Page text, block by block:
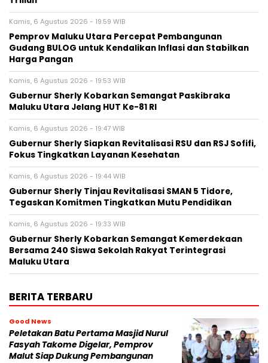
Kamis, 6 Agustus 2026 - 19:59 WIB
Pemprov Maluku Utara Percepat Pembangunan
Gudang BULOG untuk Kendalikan Inflasi dan Stabilkan
Harga Pangan
Kamis, 6 Agustus 2026 - 19:53 WIB
Gubernur Sherly Kobarkan Semangat Paskibraka
Maluku Utara Jelang HUT Ke-81 RI
Kamis, 6 Agustus 2026 - 19:47 WIB
Gubernur Sherly Siapkan Revitalisasi RSU dan RSJ Sofifi,
Fokus Tingkatkan Layanan Kesehatan
Kamis, 6 Agustus 2026 - 19:44 WIB
Gubernur Sherly Tinjau Revitalisasi SMAN 5 Tidore,
Tegaskan Komitmen Tingkatkan Mutu Pendidikan
Kamis, 6 Agustus 2026 - 19:33 WIB
Gubernur Sherly Kobarkan Semangat Kemerdekaan
Bersama 240 Siswa Sekolah Rakyat Terintegrasi
Maluku Utara
BERITA TERBARU
Good News
Peletakan Batu Pertama Masjid Nurul
Fasyah Takome Digelar, Pemprov
Malut Siap Dukung Pembangunan